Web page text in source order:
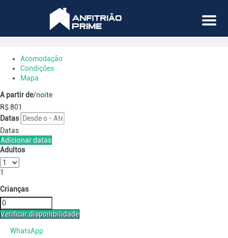
Menu
Acomodação
Condições
Mapa
A partir de/noite
R$ 801
Datas
Datas
Adicionar datas
Adultos
1
Crianças
Verificar disponibilidade
WhatsApp